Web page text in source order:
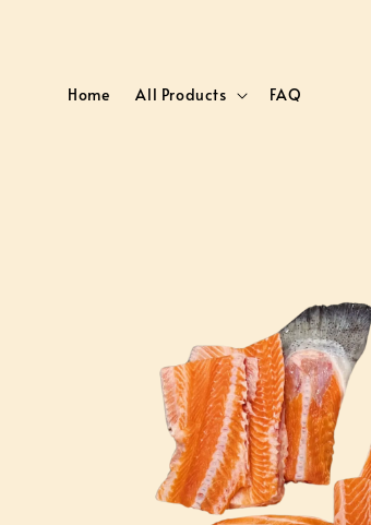
Home All Products FAQ